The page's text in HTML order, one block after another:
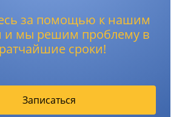
за помощью к нашим
и мы решим проблему в
сроки!
Записаться